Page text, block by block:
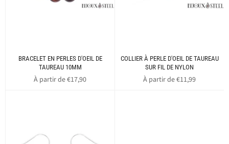
BRACELET EN PERLES D'OEIL DE
TAUREAU 10MM
À partir de €17,90
COLLIER À PERLE D'OEIL DE TAUREAU
SUR FIL DE NYLON
À partir de €11,99